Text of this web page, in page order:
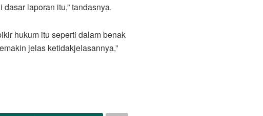
laporan itu,” tandasnya.
hukum itu seperti dalam benak
jelas ketidakjelasannya,”